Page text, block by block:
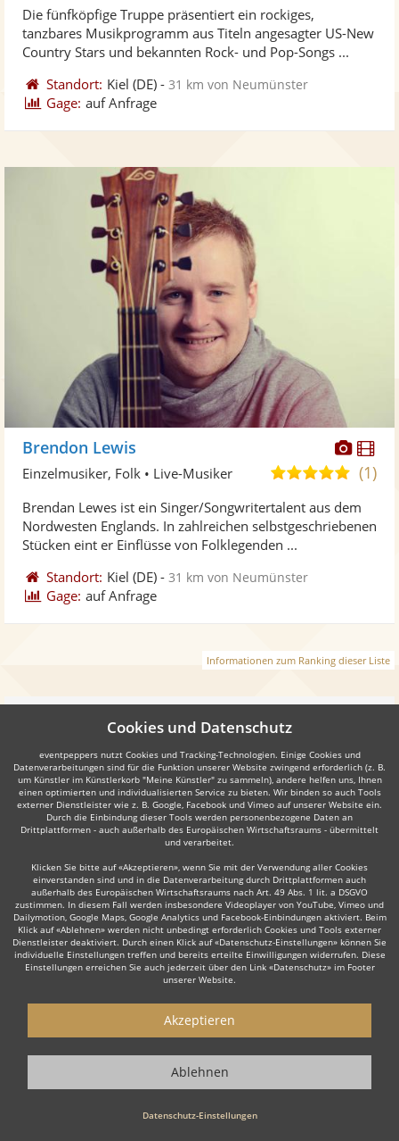
Die fünfköpfige Truppe präsentiert ein rockiges,
tanzbares Musikprogramm aus Titeln angesagter US-New
Country Stars und bekannten Rock- und Pop-Songs ...
Standort: Kiel (DE) -31 km von Neumünster
Gage: auf Anfrage
Fotos
Brendon Lewis
5,0
5
(1)
Einzelmusiker, Folk • Live-Musiker
Brendan Lewes ist ein Singer/Songwritertalent aus dem
Nordwesten Englands. In zahlreichen selbstgeschriebenen
Stücken eint er Einflüsse von Folklegenden ...
Standort: Kiel (DE) -31 km von Neumünster
Gage: auf Anfrage
Informationen zum Ranking dieser Liste
Weiter
Manche dieser Live-Musiker bieten ihre Dienste auch in
Geesthacht,Henstedt-Ulzburg,Reinbek,Neu Wulmstorf
oderQuickborn.
Live-Musiker gesucht?
Sie sind auf der Suche nach einem Live Musiker, der Ihr Event zu
einem einzigartigen Erlebnis macht? Dann sind Sie hier genau
Musik zur Hochzeit oder die energiegeladene Performance einer
Cookies und Datenschutz
eventpeppers nutzt Cookies und Tracking-Technologien. Einige Cookies und
Datenverarbeitungen sind für die Funktion unserer Website zwingend erforderlich (z. B.
um Künstler im Künstlerkorb "Meine Künstler" zu sammeln), andere helfen uns, Ihnen
einen optimierten und individualisierten Service zu bieten. Wir binden so auch Tools
externer Dienstleister wie z. B. Google, Facebook und Vimeo auf unserer Website ein.
Durch die Einbindung dieser Tools werden personenbezogene Daten an
Drittplattformen - auch außerhalb des Europäischen Wirtschaftsraums - übermittelt
und verarbeitet.
Klicken Sie bitte auf «Akzeptieren», wenn Sie mit der Verwendung aller Cookies
einverstanden sind und in die Datenverarbeitung durch Drittplattformen auch
außerhalb des Europäischen Wirtschaftsraums nach Art. 49 Abs. 1 lit. a DSGVO
zustimmen. In diesem Fall werden insbesondere Videoplayer von YouTube, Vimeo und
Dailymotion, Google Maps, Google Analytics und Facebook-Einbindungen aktiviert. Beim
Klick auf «Ablehnen» werden nicht unbedingt erforderlich Cookies und Tools externer
Dienstleister deaktiviert. Durch einen Klick auf «Datenschutz-Einstellungen» können Sie
individuelle Einstellungen treffen und bereits erteilte Einwilligungen widerrufen. Diese
Einstellungen erreichen Sie auch jederzeit über den Link «Datenschutz» im Footer
unserer Website.
Datenschutz-Einstellungen
Akzeptieren
Ablehnen